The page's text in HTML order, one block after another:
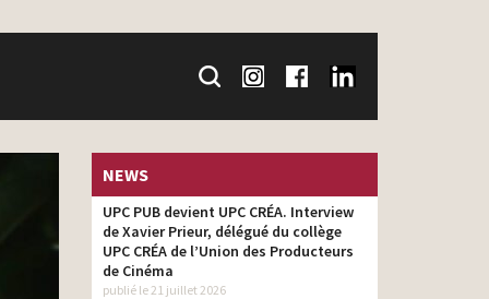
NEWS
UPC PUB devient UPC CRÉA. Interview
de Xavier Prieur, délégué du collège
UPC CRÉA de l’Union des Producteurs
de Cinéma
publié le 21 juillet 2026